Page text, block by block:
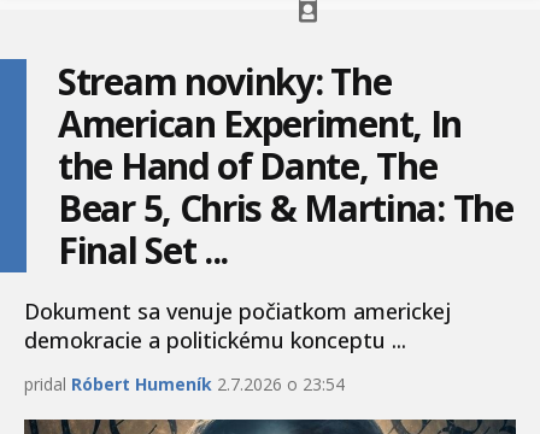
Stream novinky: The
American Experiment, In
the Hand of Dante, The
Bear 5, Chris & Martina: The
Final Set ...
Dokument sa venuje počiatkom americkej
demokracie a politickému konceptu ...
pridal Róbert Humeník 2.7.2026 o 23:54